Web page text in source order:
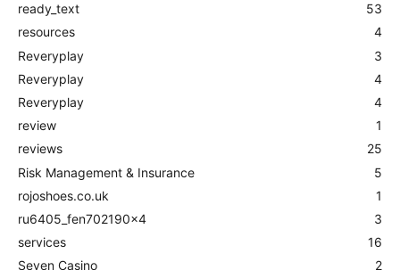
ready_text
53
resources
4
Reveryplay
3
Reveryplay
4
Reveryplay
4
review
1
reviews
25
Risk Management & Insurance
5
rojoshoes.co.uk
1
ru6405_fen702190x4
3
services
16
Seven Casino
2